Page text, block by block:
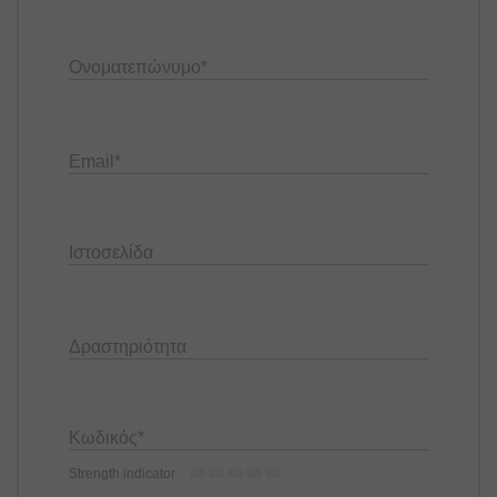
Ονοματεπώνυμο*
Email *
Ιστοσελίδα
Δραστηριότητα
Κωδικός*
Strength indicator